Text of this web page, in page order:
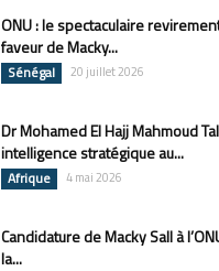
ONU : le spectaculaire
faveur de Macky...
Sénégal 20 juillet 2026
Dr Mohamed El Hajj Mahmoud
intelligence stratégique au...
Afrique 4 mai 2026
Candidature de Macky Sall à
la...